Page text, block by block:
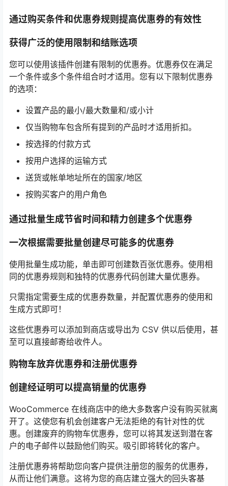
通过购买条件和优惠券规则提高优惠券的有效性
获得广泛的使用限制和结账选项
您可以使用该插件创建有限制的优惠券。优惠券仅在满足
一个条件或多个条件组合时才适用。您有以下限制优惠券
的选项：
设置产品的最小/最大数量和/或小计
仅当购物车包含所有提到的产品时才适用折扣。
按选择的付款方式
按用户选择的运输方式
送货或帐单地址所在的国家/地区
按购买客户的用户角色
通过批量生成节省时间和精力创建多个优惠券
一次根据需要批量创建尽可能多的优惠券
使用批量生成功能，单击即可创建数百张优惠券。使用相
同的优惠券规则和独特的优惠券代码创建大量优惠券。
只需指定需要生成的优惠券数量，并配置优惠券的使用和
生成方式即可！
这些优惠券可以添加到商店或导出为 CSV 供以后使用，甚
至可以直接邮寄给收件人。
购物车放弃优惠券和注册优惠券
创建经证明可以提高销量的优惠券
WooCommerce 在线商店中的绝大多数客户没有购买就离
开了。这使您有机会创建客户无法拒绝的有针对性的优
惠。创建废弃的购物车优惠券，您可以将其发送到潜在客
户的电子邮件以鼓励他们购买。吸引即将转化的客户。
注册优惠券将帮助您向客户提供注册您的服务的优惠券，
从而让他们满意。这将为您的商店建立强大的回头客基